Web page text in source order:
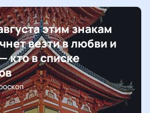
этим знакам
везти в любви и
кто в списке